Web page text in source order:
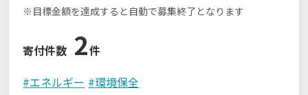
※目標金額を達成すると自動で募集終了となります
寄付件数 2件
#エネルギー #環境保全